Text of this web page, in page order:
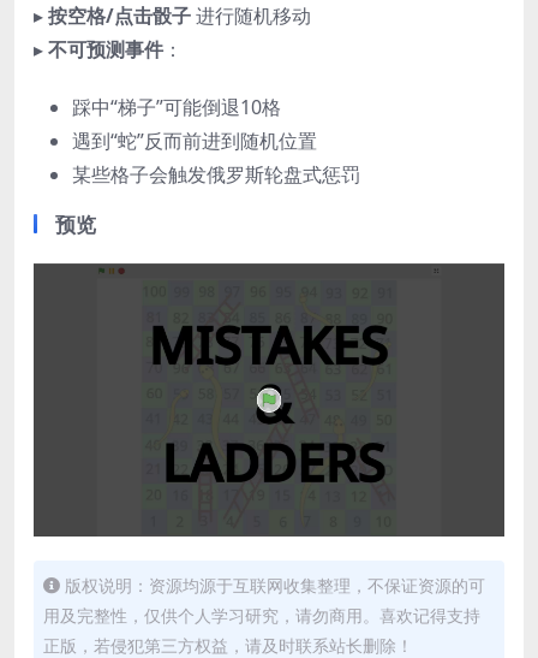
▸按空格/点击骰子进行随机移动
▸不可预测事件 ：
踩中“梯子”可能倒退10格
遇到“蛇”反而前进到随机位置
某些格子会触发俄罗斯轮盘式惩罚
预览
版权说明：资源均源于互联网收集整理，不保证资源的可
用及完整性，仅供个人学习研究，请勿商用。喜欢记得支持
正版，若侵犯第三方权益，请及时联系站长删除！